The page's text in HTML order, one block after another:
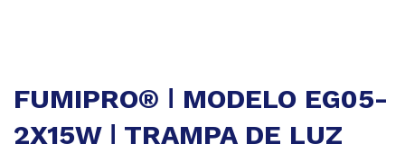
FUMIPRO® ǀ MODELO EG05-
2X15W ǀ TRAMPA DE LUZ